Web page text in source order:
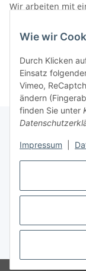
Wie wir
Durch Klicken
Einsatz
Vimeo,
ändern
finden Sie unter
Impressum
Wir arbeiten mit
Rufen Sie uns
oder
Gesetzliche
* Alle Preise inkl.